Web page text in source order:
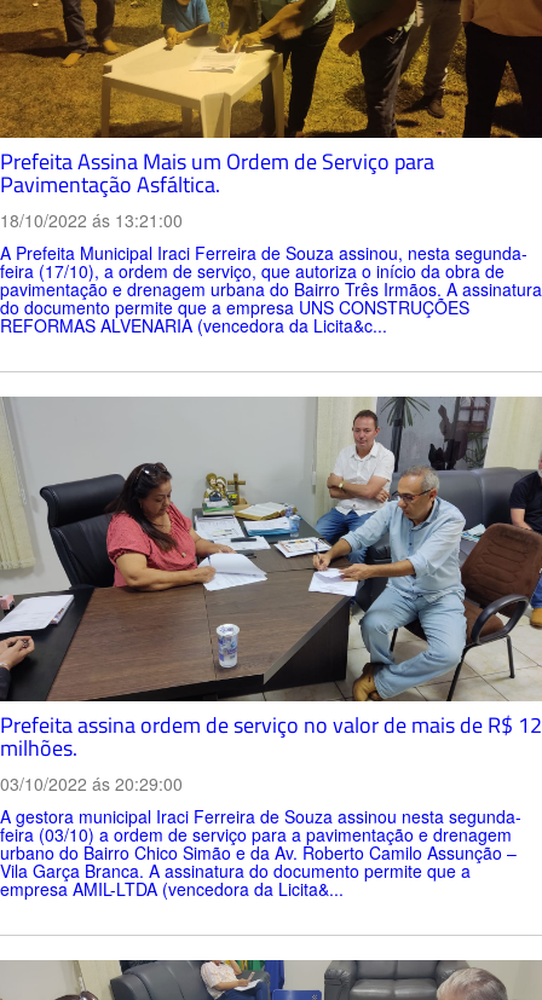
Prefeita Assina Mais um Ordem de Serviço para
Pavimentação Asfáltica.
18/10/2022 ás 13:21:00
A Prefeita Municipal Iraci Ferreira de Souza assinou, nesta segunda-
feira (17/10), a ordem de serviço, que autoriza o início da obra de
pavimentação e drenagem urbana do Bairro Três Irmãos. A assinatura
do documento permite que a empresa UNS CONSTRUÇÕES
REFORMAS ALVENARIA (vencedora da Licita&c...
Prefeita assina ordem de serviço no valor de mais de R$ 12
milhões.
03/10/2022 ás 20:29:00
A gestora municipal Iraci Ferreira de Souza assinou nesta segunda-
feira (03/10) a ordem de serviço para a pavimentação e drenagem
urbano do Bairro Chico Simão e da Av. Roberto Camilo Assunção –
Vila Garça Branca. A assinatura do documento permite que a
empresa AMIL-LTDA (vencedora da Licita&...